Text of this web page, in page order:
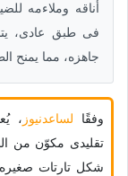
أناقه وملاءمه
فی طبق عادی،
جاهزه، مما یمنح
وفقًا لساعدنیوز ،
تقلیدی مکوّن من
شکل تارتات صغیره